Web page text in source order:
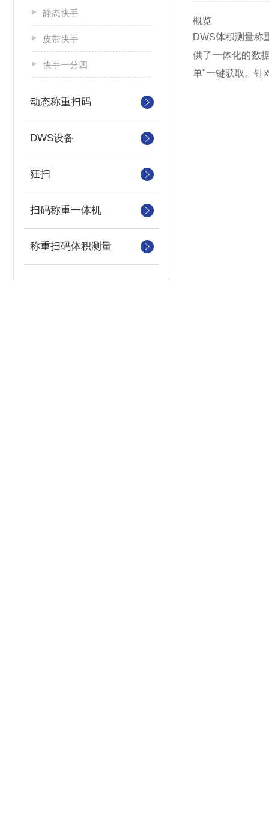
静态快手
皮带快手
快手一分四
动态称重扫码
DWS设备
狂扫
扫码称重一体机
称重扫码体积测量
概览
DWS体积测量称
供了一体化的数
单"一键获取。针